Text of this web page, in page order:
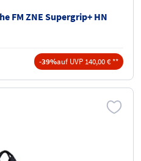
FM ZNE Supergrip+ HN
-39%auf UVP 140,00 € **